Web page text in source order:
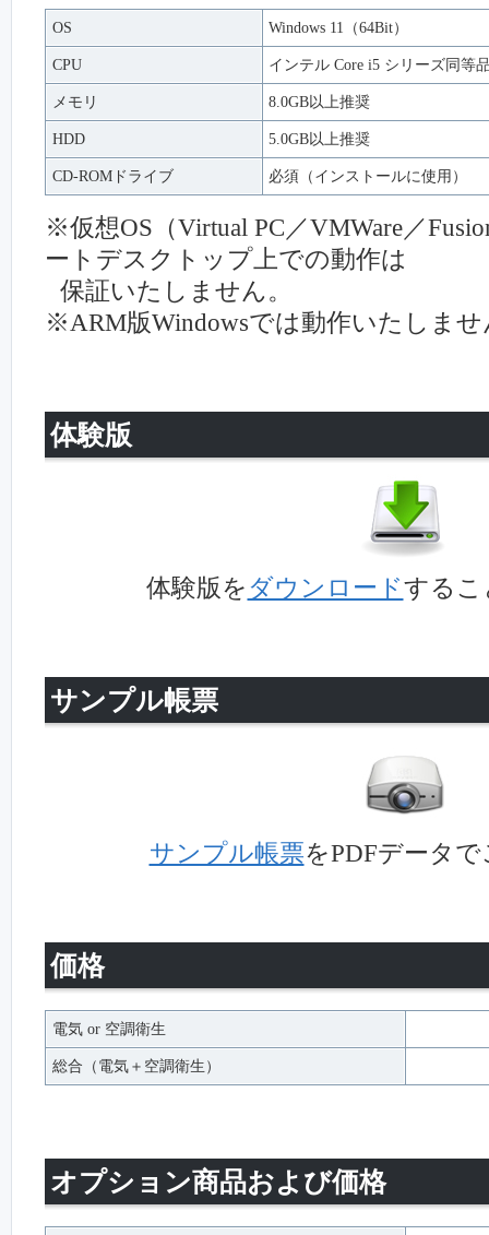
OS Windows 11（64Bit）
CPU インテル Core i5 シリーズ同等
メモリ 8.0GB以上推奨
HDD 5.0GB以上推奨
CD-ROMドライブ 必須（インストールに使用）
※仮想OS（Virtual PC／VMWare／
ートデスクトップ上での動作は
保証いたしません。
※ARM版Windowsでは動作いたしませ
体験版
体験版をダウンロードするこ
サンプル帳票
サンプル帳票をPDFデータ
価格
電気 or 空調衛生
総合（電気＋空調衛生）
オプション商品および価格